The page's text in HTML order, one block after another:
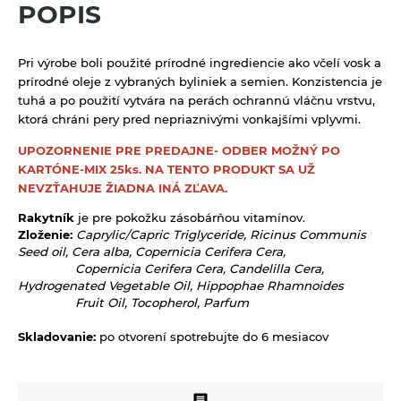
Včelie produkty
Sušené ovocie a orechy
Vločky a lupienky
Výrobky z obilnín a polotovary
Polotovary
Výrobky z obilnín
Zmesi na varenie a pečenie
Zrná a semená
Obilniny
Olejniny
Pseudoobilniny
Zdravé maškrtenie
Bezlepok - Low Carb - Keto
Čokolády, cukríky, lízatká
Doplnky stravy
Dr.Popov - bylinné kvapky
POPIS
Pri výrobe boli použité prírodné ingrediencie ako včelí vosk a
prírodné oleje z vybraných byliniek a semien. Konzistencia je
tuhá a po použití vytvára na perách ochrannú vláčnu vrstvu,
ktorá chráni pery pred nepriaznivými vonkajšími vplyvmi.
UPOZORNENIE PRE PREDAJNE- ODBER MOŽNÝ PO
KARTÓNE-MIX 25ks. NA TENTO PRODUKT SA UŽ
NEVZŤAHUJE ŽIADNA INÁ ZĽAVA.
Rakytník je pre pokožku zásobárňou vitamínov.
Zloženie: Caprylic/Capric Triglyceride, Ricinus Communis
Seed oil, Cera alba, Copernicia Cerifera Cera,
Copernicia Cerifera Cera, Candelilla Cera,
Hydrogenated Vegetable Oil, Hippophae Rhamnoides
Fruit Oil, Tocopherol, Parfum
Skladovanie: po otvorení spotrebujte do 6 mesiacov